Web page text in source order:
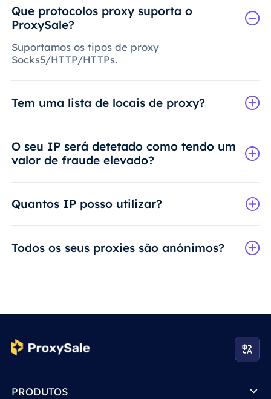
Que protocolos proxy suporta o
ProxySale?
Suportamos os tipos de proxy
Socks5/HTTP/HTTPs.
Tem uma lista de locais de proxy?
O seu IP será detetado como tendo um
valor de fraude elevado?
Quantos IP posso utilizar?
Todos os seus proxies são anónimos?
PRODUTOS